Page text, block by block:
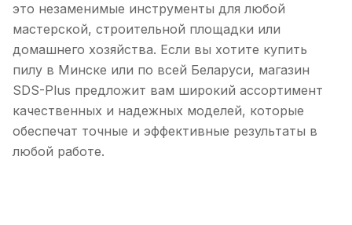
это незаменимые инструменты для любой
мастерской, строительной площадки или
домашнего хозяйства. Если вы хотите купить
пилу в Минске или по всей Беларуси, магазин
SDS-Plus предложит вам широкий ассортимент
качественных и надежных моделей, которые
обеспечат точные и эффективные результаты в
любой работе.